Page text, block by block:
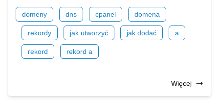
domeny dns cpanel domena
rekordy jak utworzyć jak dodać a
rekord rekord a
Więcej